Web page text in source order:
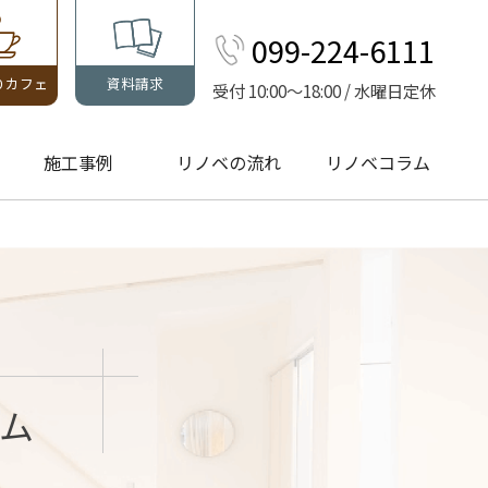
フェ 資料請求
099-224-6111
受付 10:00～18:00 / 水曜日定休
施工事例 リノベの流れ リノベコラム